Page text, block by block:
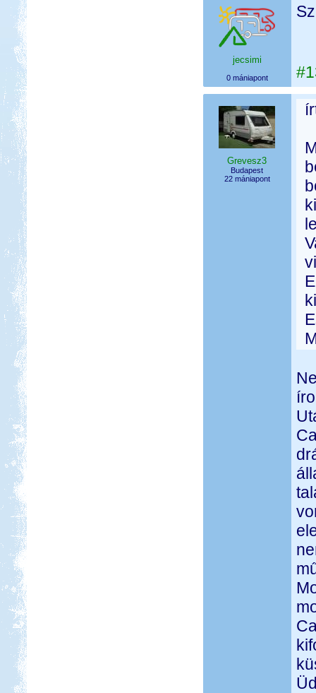
jecsimi
0 mániapont
Grevesz3
Budapest
22 mániapont